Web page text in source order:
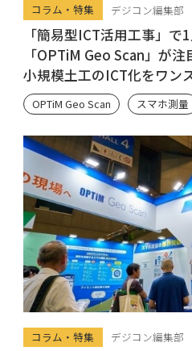
コラム・特集 デジコン編集部
「簡易型ICT活用工事」で
「OPTiM Geo Scan」が
小規模土工のICT化をワン
OPTiM Geo Scan スマホ測量
コラム・特集 デジコン編集部